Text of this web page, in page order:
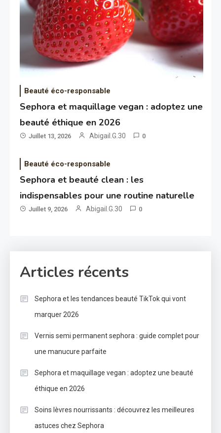
Beauté éco-responsable
Sephora et maquillage vegan : adoptez une
beauté éthique en 2026
Juillet 13, 2026 Abigail.G.30 0
Beauté éco-responsable
Sephora et beauté clean : les
indispensables pour une routine naturelle
Juillet 9, 2026 Abigail.G.30 0
Articles récents
Sephora et les tendances beauté TikTok qui vont
marquer 2026
Vernis semi permanent sephora : guide complet pour
une manucure parfaite
Sephora et maquillage vegan : adoptez une beauté
éthique en 2026
Soins lèvres nourrissants : découvrez les meilleures
astuces chez Sephora